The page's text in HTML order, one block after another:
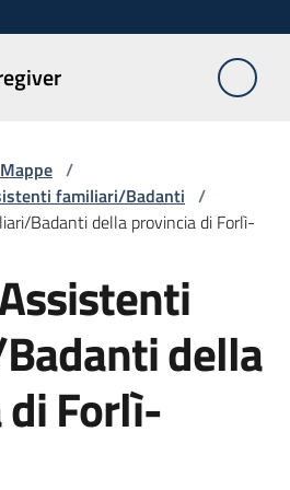
Mappe /
familiari/Badanti /
Badanti della provincia di Forlì-
della
Forlì-